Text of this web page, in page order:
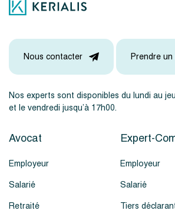
Nos experts sont disponibles du lundi au
et le vendredi jusqu’à 17h00.
Nous contacter Prendre
Avocat
Employeur
Salarié
Retraité
Expert-
Employeur
Salarié
Tiers